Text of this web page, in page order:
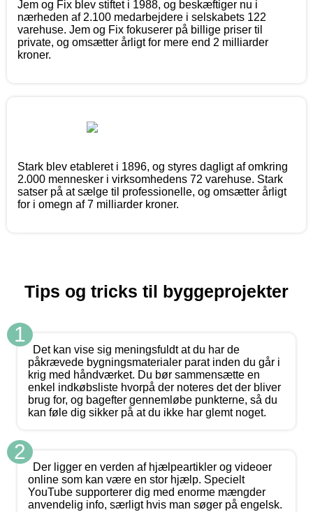
Jem og Fix blev stiftet i 1988, og beskæftiger nu i
nærheden af 2.100 medarbejdere i selskabets 122
varehuse. Jem og Fix fokuserer på billige priser til
private, og omsætter årligt for mere end 2 milliarder
kroner.
Stark blev etableret i 1896, og styres dagligt af omkring
2.000 mennesker i virksomhedens 72 varehuse. Stark
satser på at sælge til professionelle, og omsætter årligt
for i omegn af 7 milliarder kroner.
Tips og tricks til byggeprojekter
1
Det kan vise sig meningsfuldt at du har de
påkrævede bygningsmaterialer parat inden du går i
krig med håndværket. Du bør sammensætte en
enkel indkøbsliste hvorpå der noteres det der bliver
brug for, og bagefter gennemløbe punkterne, så du
kan føle dig sikker på at du ikke har glemt noget.
2
Der ligger en verden af hjælpeartikler og videoer
online som kan være en stor hjælp. Specielt
YouTube supporterer dig med enorme mængder
anvendelig info, særligt hvis man søger på engelsk.